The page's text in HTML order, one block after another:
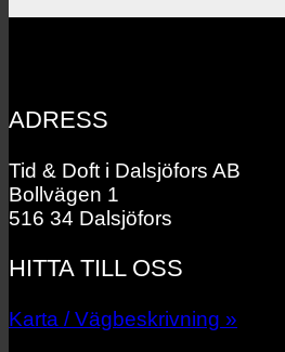
ADRESS
Tid & Doft i Dalsjöfors AB
Bollvägen 1
516 34 Dalsjöfors
HITTA TILL OSS
Karta / Vägbeskrivning »